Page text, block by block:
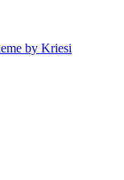
by Kriesi